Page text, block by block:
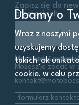
Zapisz się do
promocjach
Masz jakieś
Możesz je zadać w
formularz
Dbamy o
Wraz z naszymi
uzyskujemy
takich jak
cookie, w celu